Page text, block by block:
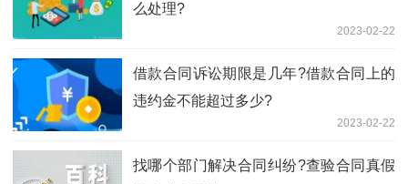
么处理?
2023-02-22
借款合同诉讼期限是几年?借款合同上的
违约金不能超过多少?
2023-02-22
找哪个部门解决合同纠纷?查验合同真假